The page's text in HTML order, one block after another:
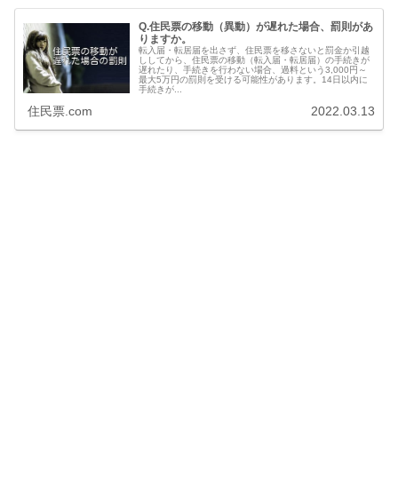
Q.住民票の移動（異動）が遅れた場合、罰則があ
りますか。
転入届・転居届を出さず、住民票を移さないと罰金か引越
ししてから、住民票の移動（転入届・転居届）の手続きが
遅れたり、手続きを行わない場合、過料という3,000円～
最大5万円の罰則を受ける可能性があります。14日以内に
手続きが...
住民票.com 2022.03.13